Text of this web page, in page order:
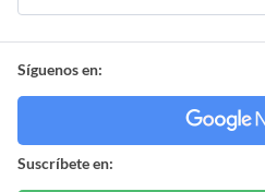
Síguenos en:
Suscríbete en: